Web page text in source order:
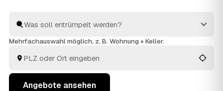
Betrieb einzeln erklären zu müssen. Die Anbieter aus
Ihrer Region räumen aus und entsorgen fachgerecht. Sie
Auftrag geben.
Mehrfachauswahl möglich, z. B. Wohnung + Keller.
Angebote ansehen